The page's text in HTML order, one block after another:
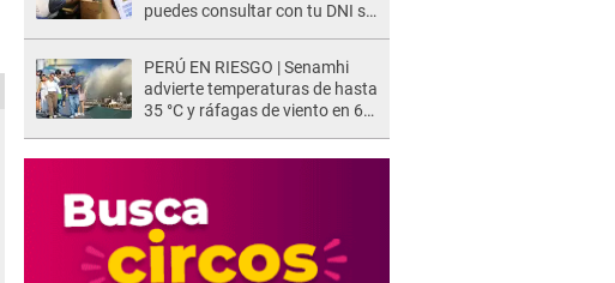
puedes consultar con tu DNI si
PERÚ EN RIESGO | Senamhi
advierte temperaturas de hasta
35 °C y ráfagas de viento en 6